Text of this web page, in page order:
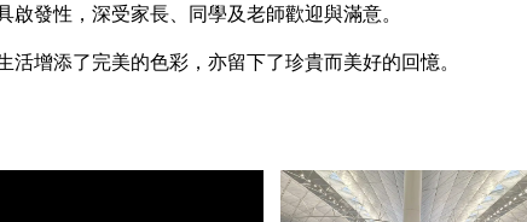
發性，深受家長、同學及老師歡迎與滿意。
增添了完美的色彩，亦留下了珍貴而美好的回憶。